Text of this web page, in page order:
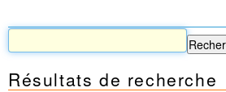
Règles du jeu
Permis d'urbanisme
Cartographie
Résultats de recherche